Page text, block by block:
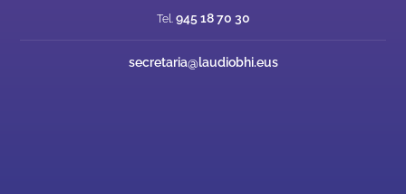
Tel. 945 18 70 30
secretaria@laudiobhi.eus